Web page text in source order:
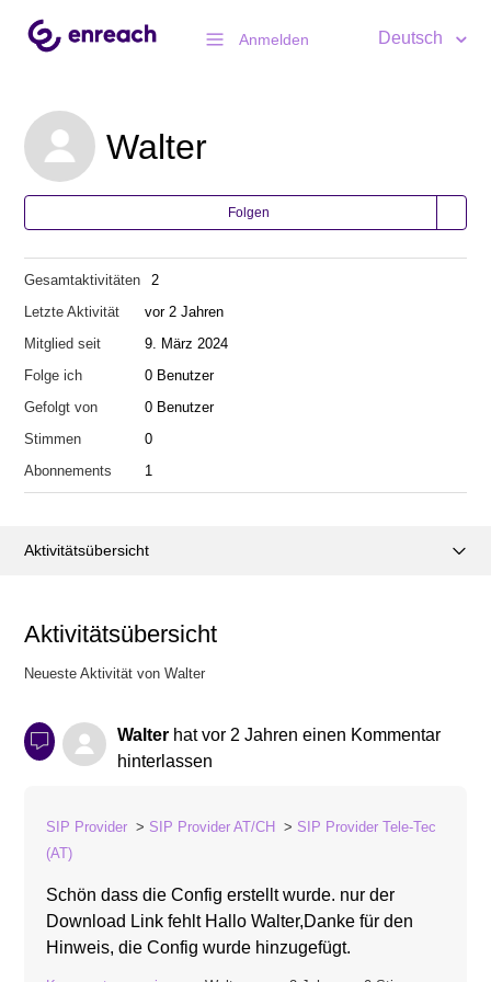
Anmelden Deutsch
Walter
Folgen
Gesamtaktivitäten
2
Letzte Aktivität
vor 2 Jahren
Mitglied seit
9. März 2024
Folge ich
0 Benutzer
Gefolgt von
0 Benutzer
Stimmen
0
Abonnements
1
Aktivitätsübersicht
Aktivitätsübersicht
Neueste Aktivität von Walter
Walter hatvor 2 Jahren einen Kommentar
hinterlassen
SIP Provider SIP Provider AT/CH
SIP Provider Tele-Tec
(AT)
Schön dass die Config erstellt wurde. nur der
Download Link fehlt Hallo Walter,Danke für den
Hinweis, die Config wurde hinzugefügt.